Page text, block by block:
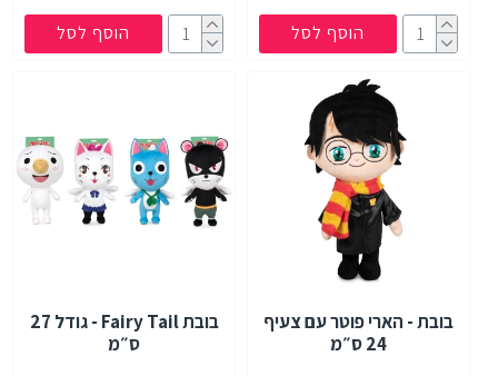
הוסף לסל הוסף לסל
בובת - הארי פוטר עם צעיף
24 ס״מ
בובת Fairy Tail - גודל 27
ס״מ